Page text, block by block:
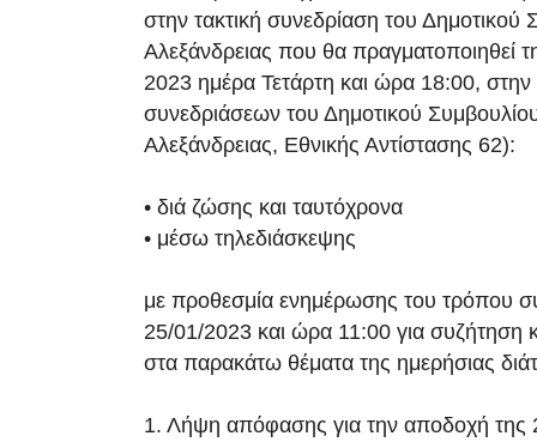
στην τακτική συνεδρίαση του Δημοτικού
Αλεξάνδρειας που θα πραγματοποιηθεί
2023 ημέρα Τετάρτη και ώρα 18:00, στην
συνεδριάσεων του Δημοτικού
Αλεξάνδρειας, Εθνικής Αντίστασης 62):
• διά ζώσης και ταυτόχρονα
• μέσω τηλεδιάσκεψης
με προθεσμία ενημέρωσης του τρόπου
25/01/2023 και ώρα 11:00 για συζήτηση
στα παρακάτω θέματα της ημερήσιας
1. Λήψη απόφασης για την αποδοχή της